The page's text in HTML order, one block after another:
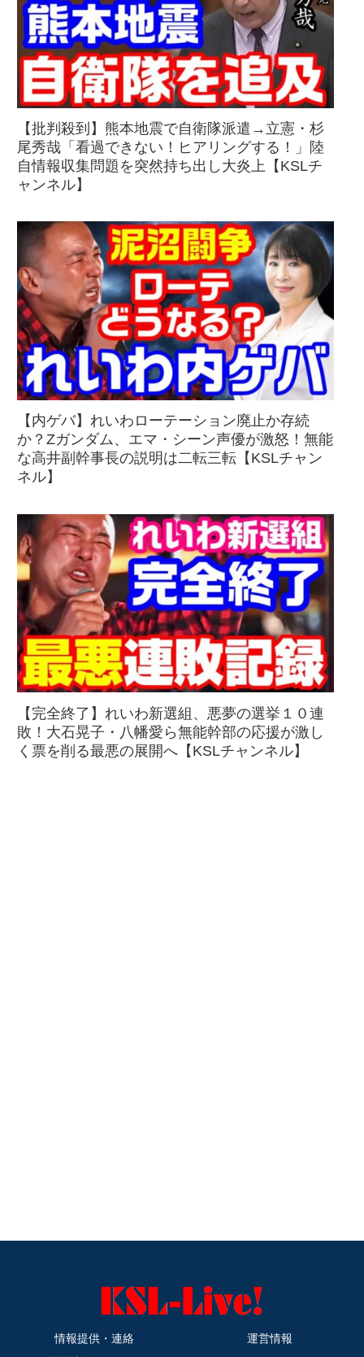
【批判殺到】熊本地震で自衛隊派遣→立憲・杉
尾秀哉「看過できない！ヒアリングする！」陸
自情報収集問題を突然持ち出し大炎上【KSLチ
ャンネル】
【内ゲバ】れいわローテーション廃止か存続
か？Zガンダム、エマ・シーン声優が激怒！無能
な高井副幹事長の説明は二転三転【KSLチャン
ネル】
【完全終了】れいわ新選組、悪夢の選挙１０連
敗！大石晃子・八幡愛ら無能幹部の応援が激し
く票を削る最悪の展開へ【KSLチャンネル】
情報提供・連絡
運営情報